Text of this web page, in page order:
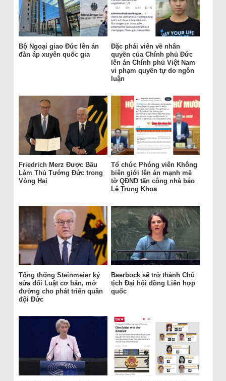
Bộ Ngoại giao Đức lên án
đàn áp xuyên quốc gia
Đặc phái viên về nhân
quyền của Chính phủ Đức
lên án Chính phủ Việt Nam
vi phạm quyền tự do ngôn
luận
Friedrich Merz Được Bầu
Làm Thủ Tướng Đức trong
Vòng Hai
Tổ chức Phóng viên Không
biên giới lên án mạnh mẽ
tờ QĐND tấn công nhà báo
Lê Trung Khoa
Tổng thống Steinmeier ký
sửa đổi Luật cơ bản, mở
đường cho phát triển quân
đội Đức
Baerbock sẽ trở thành Chủ
tịch Đại hội đồng Liên hợp
quốc